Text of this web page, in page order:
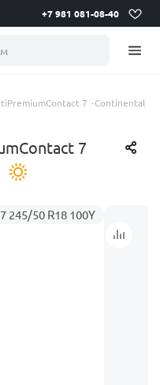
+7 981 081-08-40
7 -Continental
7